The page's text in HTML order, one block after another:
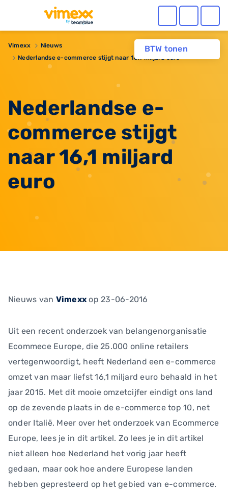
BTW tonen
Vimexx
Nieuws
​Nederlandse e-commerce stijgt naar 16,1 miljard euro
​Nederlandse e-
commerce stijgt
naar 16,1 miljard
euro
Nieuws van Vimexx op 23-06-2016
Uit een recent onderzoek van belangenorganisatie
Ecommece Europe, die 25.000 online retailers
vertegenwoordigt, heeft Nederland een e-commerce
omzet van maar liefst 16,1 miljard euro behaald in het
jaar 2015. Met dit mooie omzetcijfer eindigt ons land
op de zevende plaats in de e-commerce top 10, net
onder Italië. Meer over het onderzoek van Ecommerce
Europe, lees je in dit artikel. Zo lees je in dit artikel
niet alleen hoe Nederland het vorig jaar heeft
gedaan, maar ook hoe andere Europese landen
hebben gepresteerd op het gebied van e-commerce.